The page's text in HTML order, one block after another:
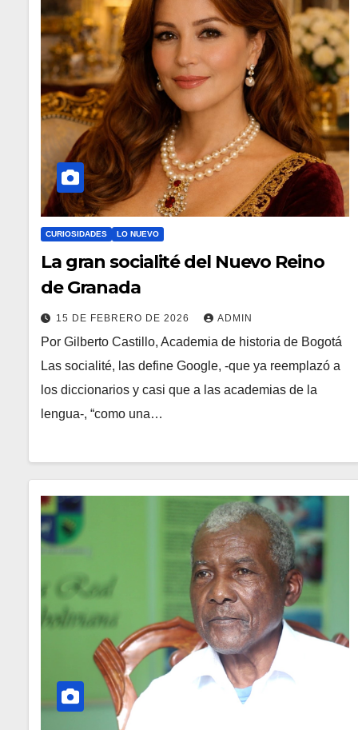
CURIOSIDADES LO NUEVO
La gran socialité del Nuevo Reino
de Granada
15 DE FEBRERO DE 2026 ADMIN
Por Gilberto Castillo, Academia de historia de Bogotá
Las socialité, las define Google, -que ya reemplazó a
los diccionarios y casi que a las academias de la
lengua-, “como una…